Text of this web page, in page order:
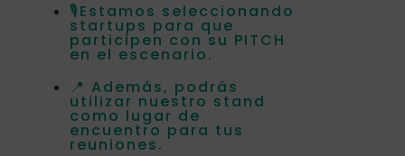
🎙Estamos seleccionando
startups para que
participen con su PITCH
en el escenario.
📍 Además, podrás
utilizar nuestro stand
como lugar de
encuentro para tus
reuniones.